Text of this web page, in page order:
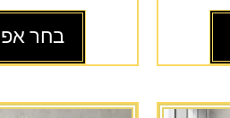
בחר